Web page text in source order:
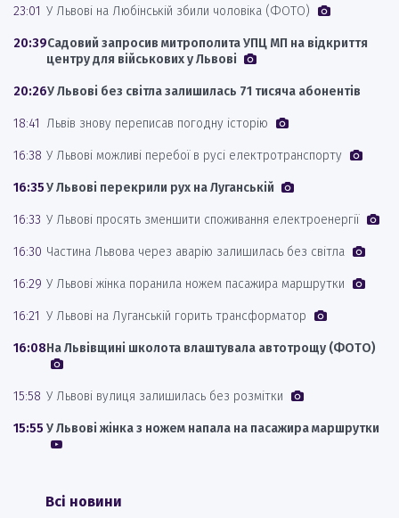
23:01 У Львові на Любінській збили чоловіка (ФОТО)
20:39Садовий запросив митрополита УПЦ МП на відкриття
центру для військових у Львові
20:26У Львові без світла залишилась 71 тисяча абонентів
18:41 Львів знову переписав погодну історію
16:38 У Львові можливі перебої в русі електротранспорту
16:35У Львові перекрили рух на Луганській
16:33 У Львові просять зменшити споживання електроенергії
16:30 Частина Львова через аварію залишилась без світла
16:29 У Львові жінка поранила ножем пасажира маршрутки
16:21 У Львові на Луганській горить трансформатор
16:08На Львівщині школота влаштувала автотрощу (ФОТО)
15:58 У Львові вулиця залишилась без розмітки
15:55 У Львові жінка з ножем напала на пасажира маршрутки
Всі новини